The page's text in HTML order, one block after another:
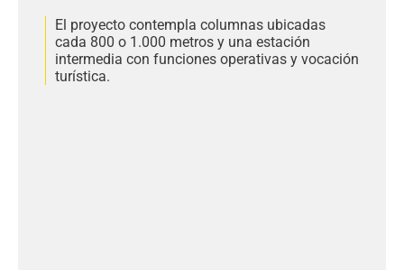
El proyecto contempla columnas ubicadas
cada 800 o 1.000 metros y una estación
intermedia con funciones operativas y vocación
turística.